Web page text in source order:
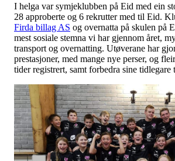
I helga var symjeklubben på Eid med ein
28 approberte og 6 rekrutter med til Eid.
Firda billag AS og overnatta på skulen på
mest sosiale stemna vi har gjennom året,
transport og overnatting. Utøverane har
prestasjoner, med mange nye perser, og
tider registrert, samt forbedra sine tidlegare